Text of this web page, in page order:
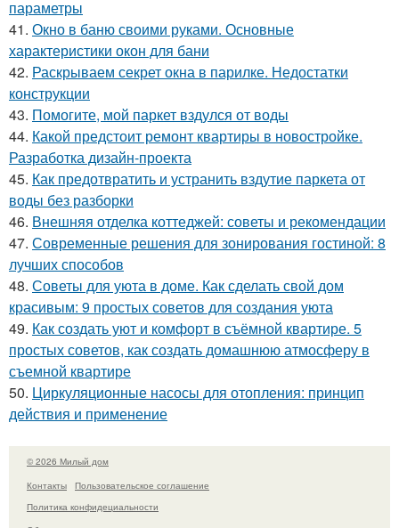
параметры
41. Окно в баню своими руками. Основные
характеристики окон для бани
42. Раскрываем секрет окна в парилке. Недостатки
конструкции
43. Помогите, мой паркет вздулся от воды
44. Какой предстоит ремонт квартиры в новостройке.
Разработка дизайн-проекта
45. Как предотвратить и устранить вздутие паркета от
воды без разборки
46. Внешняя отделка коттеджей: советы и рекомендации
47. Современные решения для зонирования гостиной: 8
лучших способов
48. Советы для уюта в доме. Как сделать свой дом
красивым: 9 простых советов для создания уюта
49. Как создать уют и комфорт в съёмной квартире. 5
простых советов, как создать домашнюю атмосферу в
съемной квартире
50. Циркуляционные насосы для отопления: принцип
действия и применение
© 2026 Милый дом
Контакты
Пользовательское соглашение
Политика конфидециальности